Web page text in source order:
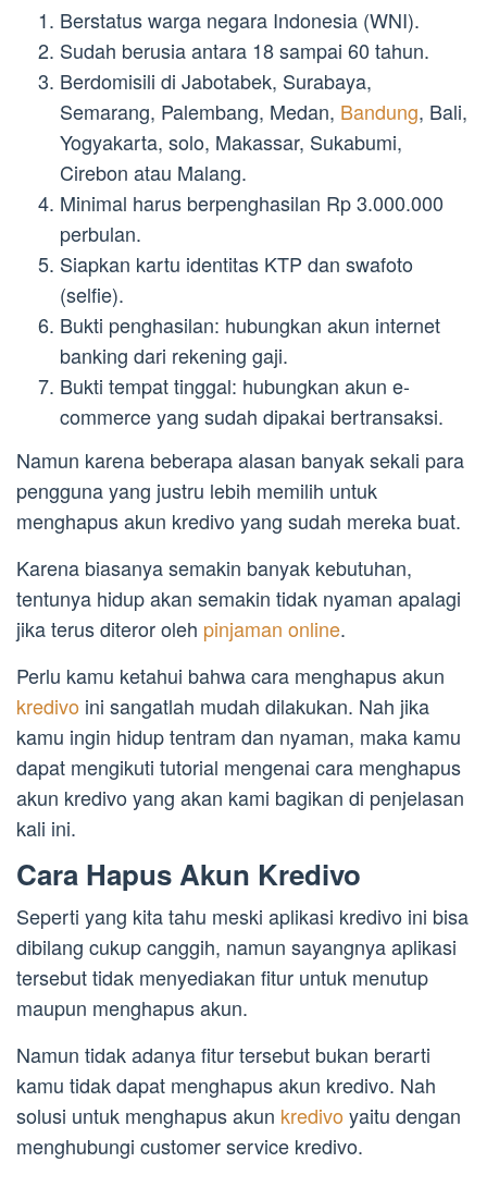
Berstatus warga negara Indonesia (WNI).
Sudah berusia antara 18 sampai 60 tahun.
Berdomisili di Jabotabek, Surabaya,
Semarang, Palembang, Medan, Bandung, Bali,
Yogyakarta, solo, Makassar, Sukabumi,
Cirebon atau Malang.
Minimal harus berpenghasilan Rp 3.000.000
perbulan.
Siapkan kartu identitas KTP dan swafoto
(selfie).
Bukti penghasilan: hubungkan akun internet
banking dari rekening gaji.
Bukti tempat tinggal: hubungkan akun e-
commerce yang sudah dipakai bertransaksi.
Namun karena beberapa alasan banyak sekali para
pengguna yang justru lebih memilih untuk
menghapus akun kredivo yang sudah mereka buat.
Karena biasanya semakin banyak kebutuhan,
tentunya hidup akan semakin tidak nyaman apalagi
jika terus diteror oleh pinjaman online.
Perlu kamu ketahui bahwa cara menghapus akun
kredivo ini sangatlah mudah dilakukan. Nah jika
kamu ingin hidup tentram dan nyaman, maka kamu
dapat mengikuti tutorial mengenai cara menghapus
akun kredivo yang akan kami bagikan di penjelasan
kali ini.
Cara Hapus Akun Kredivo
Seperti yang kita tahu meski aplikasi kredivo ini bisa
dibilang cukup canggih, namun sayangnya aplikasi
tersebut tidak menyediakan fitur untuk menutup
maupun menghapus akun.
Namun tidak adanya fitur tersebut bukan berarti
kamu tidak dapat menghapus akun kredivo. Nah
solusi untuk menghapus akun kredivo yaitu dengan
menghubungi customer service kredivo.